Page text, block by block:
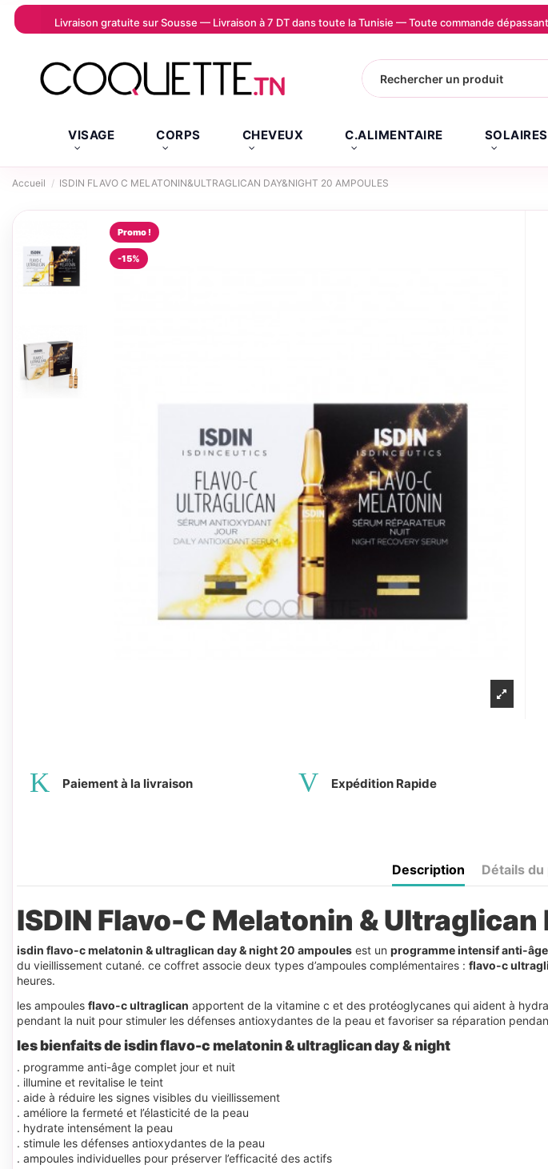
Livraison gratuite sur Sousse — Livraison à 7 DT dans toute la Tunisie — Toute commande
VISAGE CORPS CHEVEUX C.ALIMENTAIRE SOLAIRES
Accueil ISDIN FLAVO C MELATONIN&ULTRAGLICAN DAY&NIGHT 20 AMPOULES
Promo !
-15%
Paiement à la livraison Expédition Rapide
Description Détails
ISDIN Flavo-C Melatonin &
isdin flavo-c melatonin & ultraglican day & night 20 ampoules est un programme intensif anti-
du vieillissement cutané. ce coffret associe deux types d’ampoules complémentaires : flavo-c
heures.
les ampoules flavo-c ultraglican apportent de la vitamine c et des protéoglycanes qui aident à
pendant la nuit pour stimuler les défenses antioxydantes de la peau et favoriser sa réparation
les bienfaits de isdin flavo-c melatonin & ultraglican day & night
. programme anti-âge complet jour et nuit
. illumine et revitalise le teint
. aide à réduire les signes visibles du vieillissement
. améliore la fermeté et l’élasticité de la peau
. hydrate intensément la peau
. stimule les défenses antioxydantes de la peau
. ampoules individuelles pour préserver l’efficacité des actifs